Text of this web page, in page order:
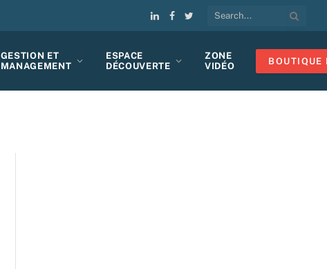
LinkedIn
Facebook
Twitter
GESTION ET
MANAGEMENT
ESPACE
DÉCOUVERTE
ZONE
VIDÉO
BOUTIQUE